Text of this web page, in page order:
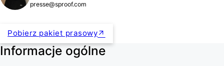
presse@sproof.com
Pobierz pakiet prasowy
Informacje ogólne